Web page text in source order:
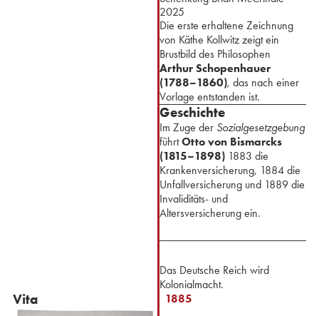
2025
Die erste erhaltene Zeichnung
von Käthe Kollwitz zeigt ein
Brustbild des Philosophen
Arthur Schopenhauer
(1788–1860), das nach einer
Vorlage entstanden ist.
Geschichte
⁢Im Zuge der Sozialgesetzgebung
führtOtto von Bismarcks
(1815–1898) 1883 die
Krankenversicherung, 1884 die
Unfallversicherung und 1889 die
Invaliditäts- und
Altersversicherung ein.
Das Deutsche Reich wird
Kolonialmacht.
Vita 1885